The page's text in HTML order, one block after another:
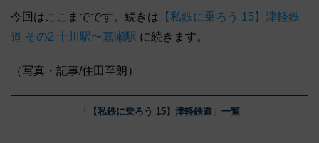
今回はここまでです。続きは
【私鉄に乗ろう 15】津軽鉄
道 その2 十川駅〜嘉瀬駅 に続きます。
（写真・記事/住田至朗）
「【私鉄に乗ろう 15】津軽鉄道」一覧